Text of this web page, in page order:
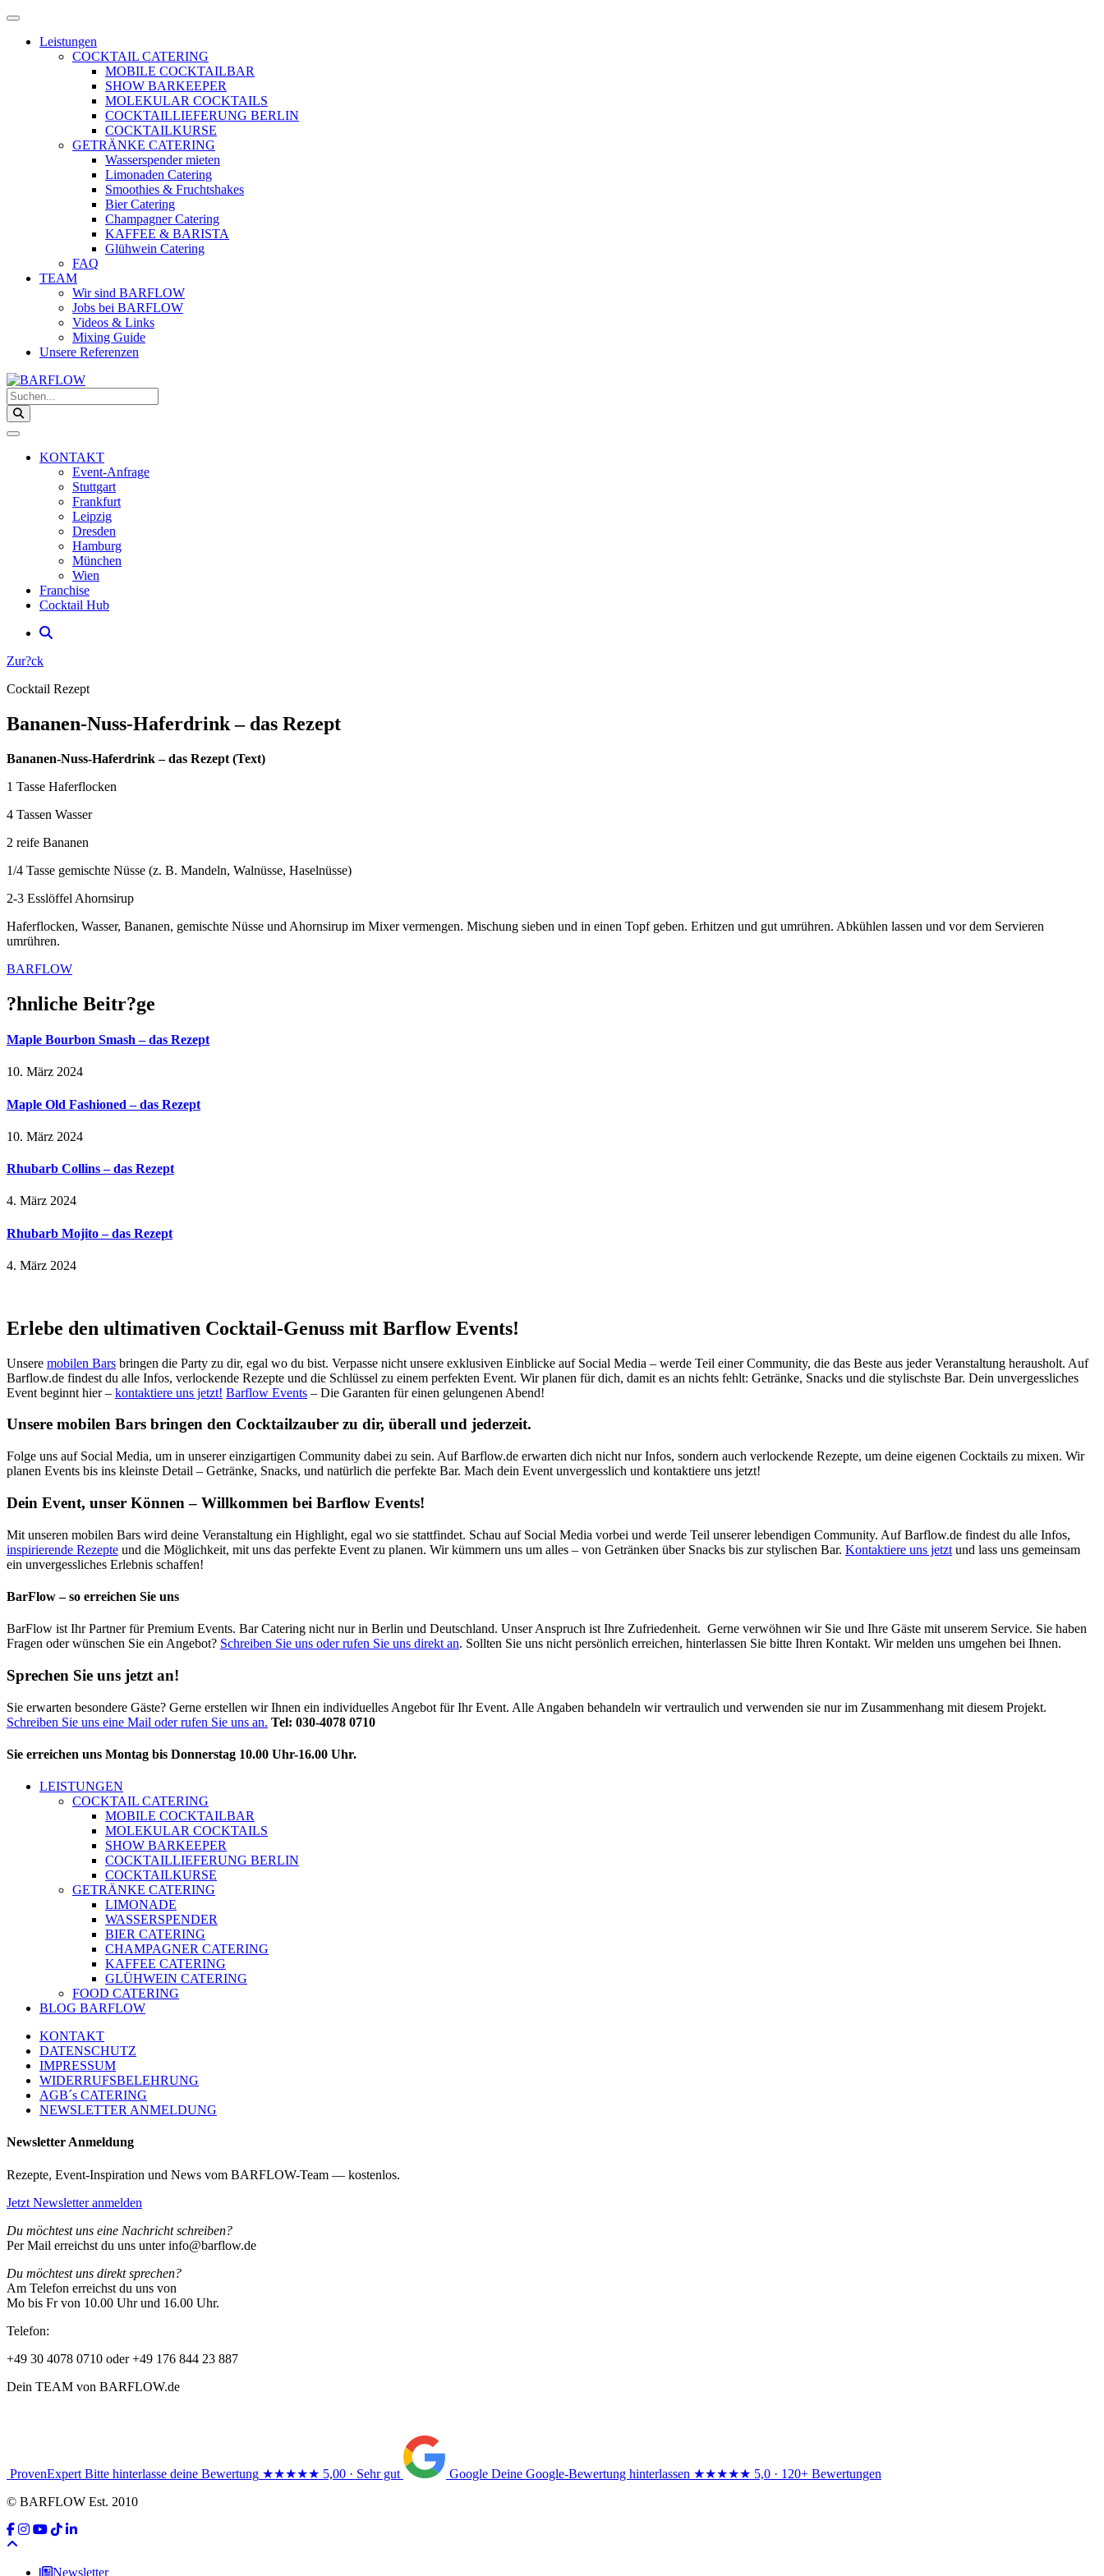
Zum
springen
Menü
öffnenLeistungen
COCKTAIL CATERING
MOBILE COCKTAILBAR
SHOW BARKEEPER
MOLEKULAR COCKTAILS
COCKTAILLIEFERUNG BERLIN
COCKTAILKURSE
GETRÄNKE CATERING
Wasserspender mieten
Limonaden Catering
Smoothies & Fruchtshakes
Bier Catering
Champagner Catering
KAFFEE & BARISTA
Glühwein Catering
FAQ
TEAM
Wir sind BARFLOW
Jobs bei BARFLOW
Videos & Links
Mixing Guide
Unsere Referenzen
Suchen...
KONTAKT
Event-Anfrage
Stuttgart
Frankfurt
Leipzig
Dresden
Hamburg
München
Wien
Franchise
Cocktail Hub
Zur?ck
Cocktail Rezept
Bananen-Nuss-Haferdrink – das Rezept
Bananen-Nuss-Haferdrink – das Rezept (Text)
1 Tasse Haferflocken
4 Tassen Wasser
2 reife Bananen
1/4 Tasse gemischte Nüsse (z. B. Mandeln, Walnüsse, Haselnüsse)
2-3 Esslöffel Ahornsirup
Haferflocken, Wasser, Bananen, gemischte Nüsse und Ahornsirup im Mixer vermengen. Mischung sieben und in einen Topf geben. Erhitzen und gut umrühren. Abkühlen lassen und vor dem Servieren
umrühren.
BARFLOW
?hnliche Beitr?ge
Maple Bourbon Smash – das Rezept
10. März 2024
Maple Old Fashioned – das Rezept
10. März 2024
Rhubarb Collins – das Rezept
4. März 2024
Rhubarb Mojito – das Rezept
4. März 2024
Erlebe den ultimativen Cocktail-Genuss mit Barflow Events!
Unsere mobilen Bars bringen die Party zu dir, egal wo du bist. Verpasse nicht unsere exklusiven Einblicke auf Social Media – werde Teil einer Community, die das Beste aus jeder Veranstaltung herausholt. Auf
Barflow.de findest du alle Infos, verlockende Rezepte und die Schlüssel zu einem perfekten Event. Wir planen für dich, damit es an nichts fehlt: Getränke, Snacks und die stylischste Bar. Dein unvergessliches
Event beginnt hier – kontaktiere uns jetzt! Barflow Events – Die Garanten für einen gelungenen Abend!
Unsere mobilen Bars bringen den Cocktailzauber zu dir, überall und jederzeit.
Folge uns auf Social Media, um in unserer einzigartigen Community dabei zu sein. Auf Barflow.de erwarten dich nicht nur Infos, sondern auch verlockende Rezepte, um deine eigenen Cocktails zu mixen. Wir
planen Events bis ins kleinste Detail – Getränke, Snacks, und natürlich die perfekte Bar. Mach dein Event unvergesslich und kontaktiere uns jetzt!
Dein Event, unser Können – Willkommen bei Barflow Events!
Mit unseren mobilen Bars wird deine Veranstaltung ein Highlight, egal wo sie stattfindet. Schau auf Social Media vorbei und werde Teil unserer lebendigen Community. Auf Barflow.de findest du alle Infos,
inspirierende Rezepte und die Möglichkeit, mit uns das perfekte Event zu planen. Wir kümmern uns um alles – von Getränken über Snacks bis zur stylischen Bar. Kontaktiere uns jetzt und lass uns gemeinsam
ein unvergessliches Erlebnis schaffen!
BarFlow – so erreichen Sie uns
BarFlow ist Ihr Partner für Premium Events. Bar Catering nicht nur in Berlin und Deutschland. Unser Anspruch ist Ihre Zufriedenheit. Gerne verwöhnen wir Sie und Ihre Gäste mit unserem Service. Sie haben
Fragen oder wünschen Sie ein Angebot? Schreiben Sie uns oder rufen Sie uns direkt an. Sollten Sie uns nicht persönlich erreichen, hinterlassen Sie bitte Ihren Kontakt. Wir melden uns umgehen bei Ihnen.
Sprechen Sie uns jetzt an!
Sie erwarten besondere Gäste? Gerne erstellen wir Ihnen ein individuelles Angebot für Ihr Event. Alle Angaben behandeln wir vertraulich und verwenden sie nur im Zusammenhang mit diesem Projekt.
Schreiben Sie uns eine Mail oder rufen Sie uns an. Tel: 030-4078 0710
Sie erreichen uns Montag bis Donnerstag 10.00 Uhr-16.00 Uhr.
LEISTUNGEN
COCKTAIL CATERING
MOBILE COCKTAILBAR
MOLEKULAR COCKTAILS
SHOW BARKEEPER
COCKTAILLIEFERUNG BERLIN
COCKTAILKURSE
GETRÄNKE CATERING
LIMONADE
WASSERSPENDER
BIER CATERING
CHAMPAGNER CATERING
KAFFEE CATERING
GLÜHWEIN CATERING
FOOD CATERING
BLOG BARFLOW
KONTAKT
DATENSCHUTZ
IMPRESSUM
WIDERRUFSBELEHRUNG
AGB´s CATERING
NEWSLETTER ANMELDUNG
Newsletter Anmeldung
Rezepte, Event-Inspiration und News vom BARFLOW-Team — kostenlos.
Jetzt Newsletter anmelden
Du möchtest uns eine Nachricht schreiben?
Per Mail erreichst du uns unter info@barflow.de
Du möchtest uns direkt sprechen?
Am Telefon erreichst du uns von
Mo bis Fr von 10.00 Uhr und 16.00 Uhr.
Telefon:
+49 30 4078 0710 oder +49 176 844 23 887
Dein TEAM von BARFLOW.de
ProvenExpert Bitte hinterlasse deine Bewertung ★★★★★ 5,00 · Sehr gut Google Deine Google-Bewertung hinterlassen ★★★★★ 5,0 · 120+ Bewertungen
© BARFLOW Est. 2010
Newsletter